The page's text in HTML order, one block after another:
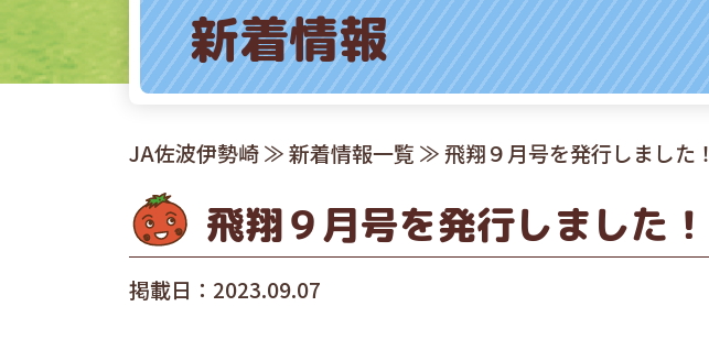
新着情報
JA佐波伊勢崎≫新着情報一覧 ≫ 飛翔９月号を発行しました！
飛翔９月号を発行しました！
掲載日：2023.09.07